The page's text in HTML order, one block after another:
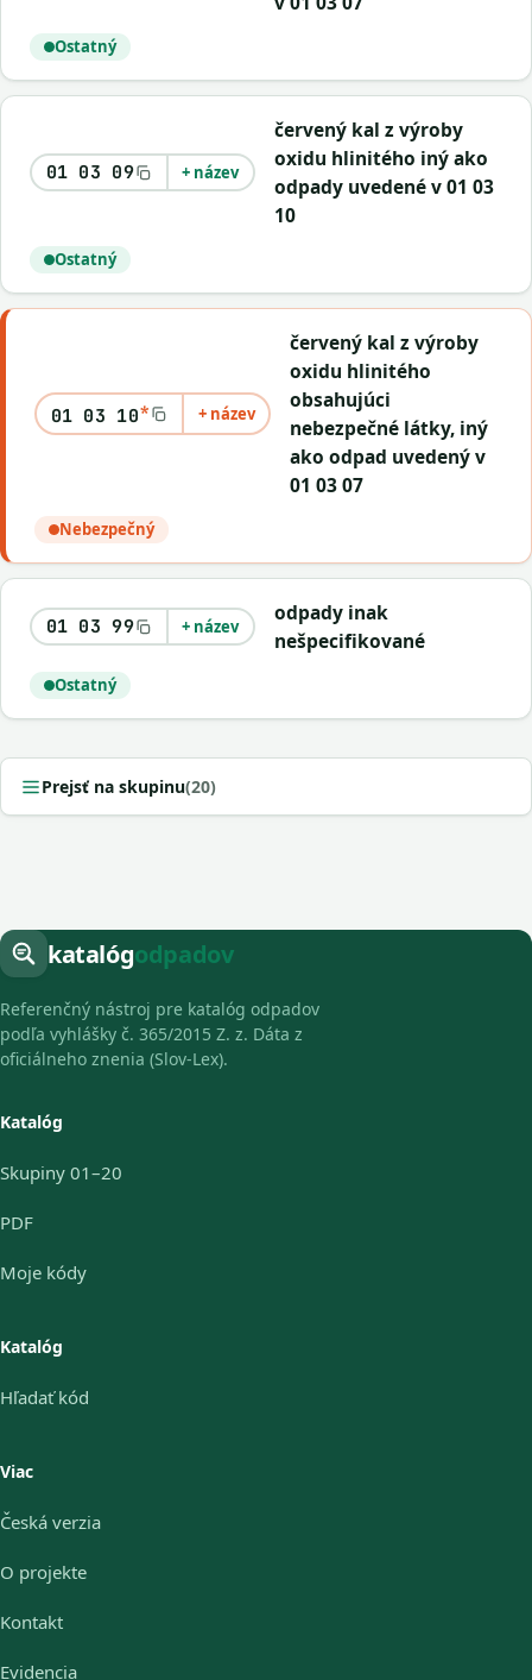
Ostatný
01 03 09 + název
červený kal z výroby
oxidu hlinitého iný ako
odpady uvedené v 01 03
10
Ostatný
01 03 10* + název
červený kal z výroby
oxidu hlinitého
obsahujúci
nebezpečné látky, iný
ako odpad uvedený v
01 03 07
Nebezpečný
01 03 99 + název
odpady inak
nešpecifikované
Ostatný
Prejsť na skupinu(20)
katalógodpadov
Referenčný nástroj pre katalóg odpadov
podľa vyhlášky č. 365/2015 Z. z. Dáta z
oficiálneho znenia (Slov-Lex).
Katalóg
Skupiny 01–20
PDF
Moje kódy
Katalóg
Hľadať kód
Viac
Česká verzia
O projekte
Kontakt
Evidencia